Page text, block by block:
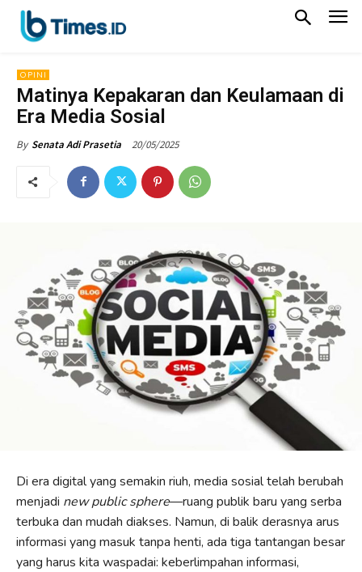
OPINI
Matinya Kepakaran dan Keulamaan di
Era Media Sosial
By Senata Adi Prasetia 20/05/2025
Di era digital yang semakin riuh, media sosial telah berubah
menjadi new public sphere—ruang publik baru yang serba
terbuka dan mudah diakses. Namun, di balik derasnya arus
informasi yang masuk tanpa henti, ada tiga tantangan besar
yang harus kita waspadai: keberlimpahan informasi,